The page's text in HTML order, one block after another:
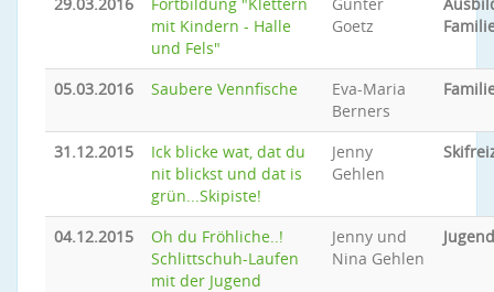
mit Kindern - Halle
und Fels"
Goetz
05.03.2016 Saubere Vennfische
Eva-Maria
Berners
31.12.2015
Ick blicke wat, dat du
nit blickst und dat is
grün...Skipiste!
Jenny
Gehlen
04.12.2015
Oh du Fröhliche..!
Schlittschuh-Laufen
mit der Jugend
Jenny und
Nina Gehlen